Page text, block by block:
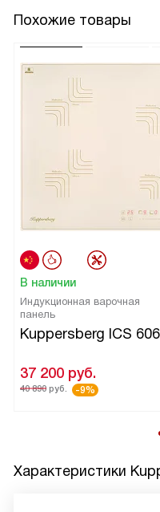
Похожие товары
В наличии
Индукционная варочная
панель
Kuppersberg ICS
37 200 руб.
40 890 руб. -9%
Характеристики